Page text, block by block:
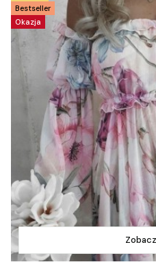
Okazja
Bestseller